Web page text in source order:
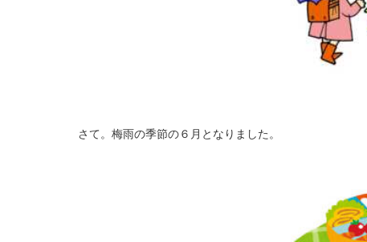
さて。梅雨の季節の６月となりました。